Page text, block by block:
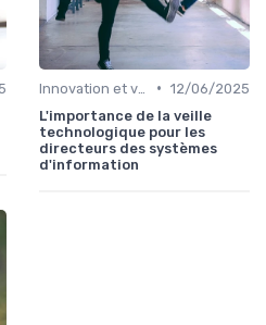
• 12/06/2025
L'importance de la veille
technologique pour les
directeurs des systèmes
d'information